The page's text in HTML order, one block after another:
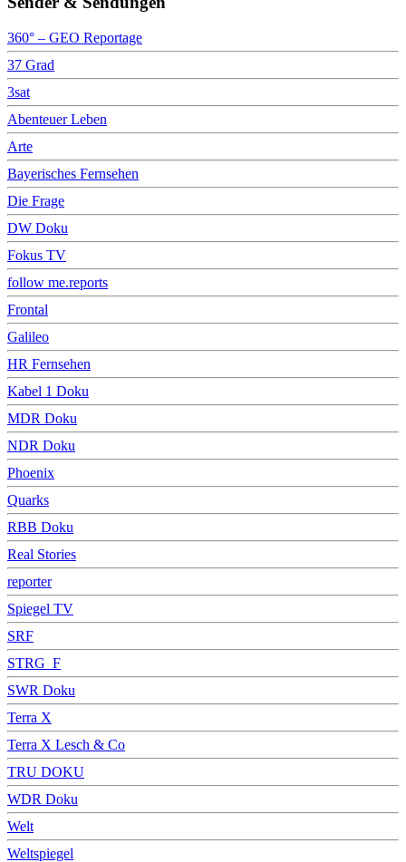
360° – GEO Reportage
37 Grad
3sat
Abenteuer Leben
Arte
Bayerisches Fernsehen
Die Frage
DW Doku
Fokus TV
follow me.reports
Frontal
Galileo
HR Fernsehen
Kabel 1 Doku
MDR Doku
NDR Doku
Phoenix
Quarks
RBB Doku
Real Stories
reporter
Spiegel TV
SRF
STRG_F
SWR Doku
Terra X
Terra X Lesch & Co
TRU DOKU
WDR Doku
Welt
Weltspiegel